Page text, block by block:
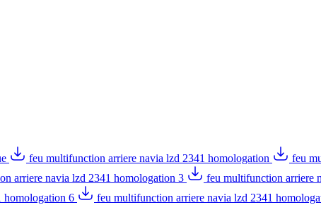
feu multifunction arriere navia lzd 2341 homologation
feu
arriere navia lzd 2341 homologation 3 feu multifunction arriere
homologation 6 feu multifunction arriere navia lzd 2341